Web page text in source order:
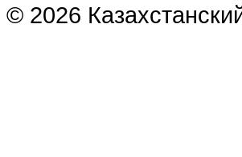
© 2026